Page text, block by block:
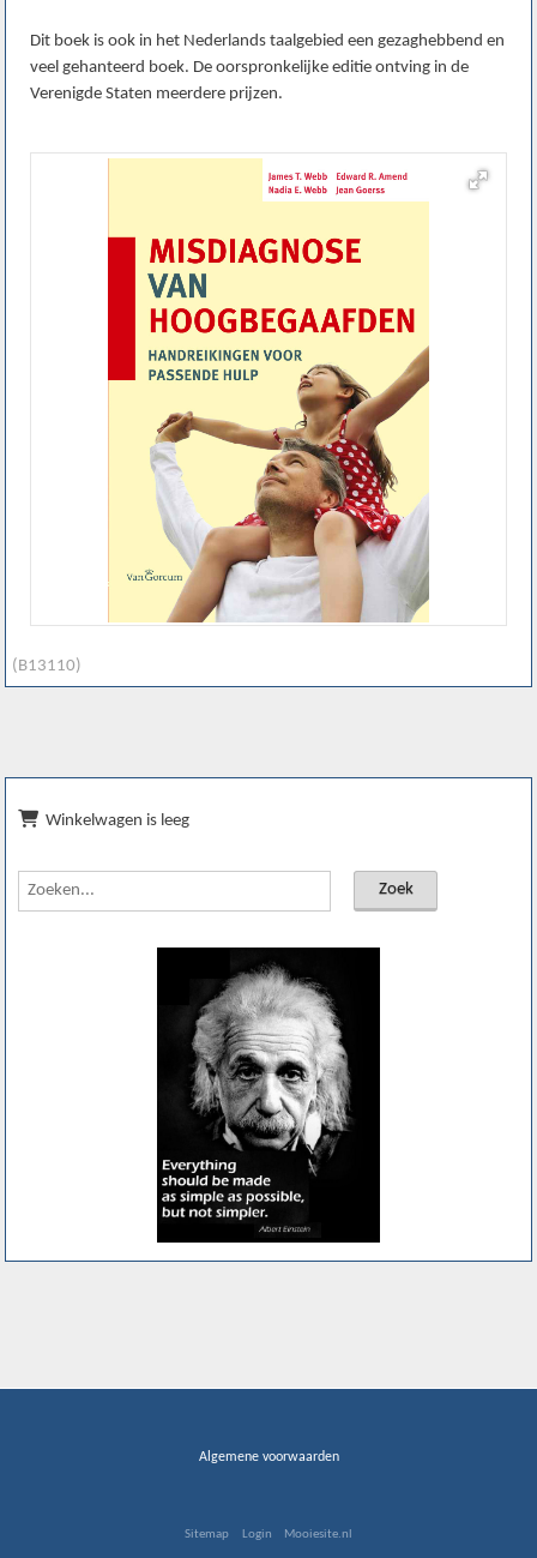
(B13110)
Dit boek is ook in het Nederlands taalgebied een gezaghebbend en
veel gehanteerd boek. De oorspronkelijke editie ontving in de
Verenigde Staten meerdere prijzen.
Winkelwagen is leeg
Algemene voorwaarden
Sitemap Login Mooiesite.nl